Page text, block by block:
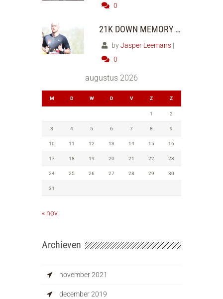
0
21K DOWN MEMORY LANE
byJasper Leemans |
0
augustus 2026
M D W D V Z Z
1 2
3 4 5 6 7 8 9
10 11 12 13 14 15 16
17 18 19 20 21 22 23
24 25 26 27 28 29 30
31
« nov
Archieven
november 2021
december 2019